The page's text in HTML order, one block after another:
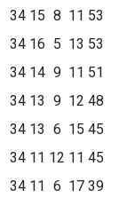
34 15 8 11 53
34 16 5 13 53
34 14 9 11 51
34 13 9 12 48
34 13 6 15 45
34 11 12 11 45
34 11 6 17 39